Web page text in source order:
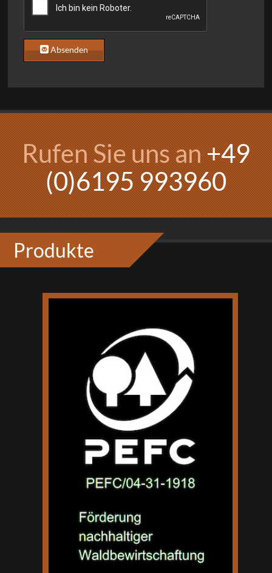
Absenden
Rufen Sie uns an+49
(0)6195 993960
Referenzen
Produkte